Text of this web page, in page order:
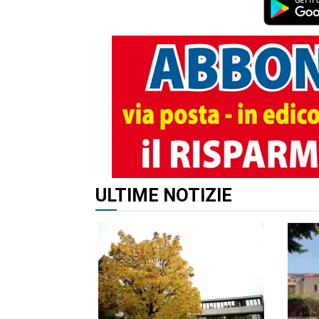
ULTIME NOTIZIE